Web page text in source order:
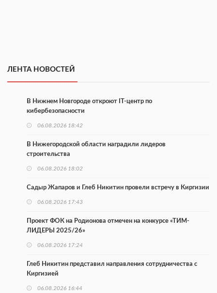
ЛЕНТА НОВОСТЕЙ
В Нижнем Новгороде откроют IT-центр по
кибербезопасности
06.08.2026 18:42
В Нижегородской области наградили лидеров
строительства
06.08.2026 18:02
Садыр Жапаров и Глеб Никитин провели встречу в Киргизии
06.08.2026 17:43
Проект ФОК на Родионова отмечен на конкурсе «ТИМ-
ЛИДЕРЫ 2025/26»
06.08.2026 17:24
Глеб Никитин представил направления сотрудничества с
Киргизией
06.08.2026 16:44